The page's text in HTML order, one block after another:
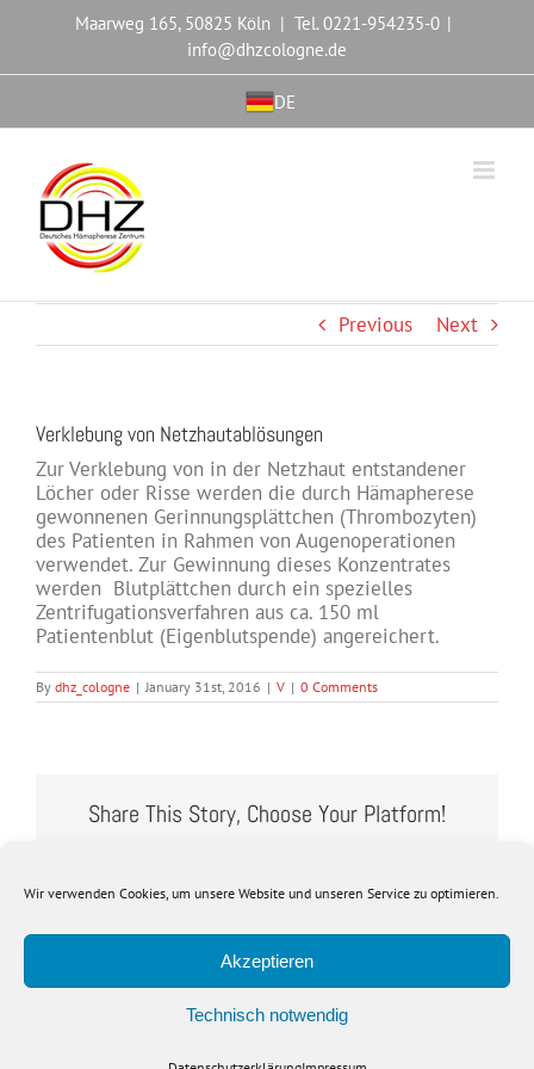
Wir verwenden Cookies, um unsere Website und unseren Service zu optimieren.
Akzeptieren
Technisch notwendig
Maarweg 165, 50825 Köln | Tel. 0221-954235-0 |
info@dhzcologne.de
DE
Previous Next
Verklebung von Netzhautablösungen
Zur Verklebung von in der Netzhaut entstandener
Löcher oder Risse werden die durch Hämapherese
gewonnenen Gerinnungsplättchen (Thrombozyten)
des Patienten in Rahmen von Augenoperationen
verwendet. Zur Gewinnung dieses Konzentrates
werden Blutplättchen durch ein spezielles
Zentrifugationsverfahren aus ca. 150 ml
Patientenblut (Eigenblutspende) angereichert.
By dhz_cologne | January 31st, 2016 | V | 0 Comments
Share This Story, Choose Your Platform!